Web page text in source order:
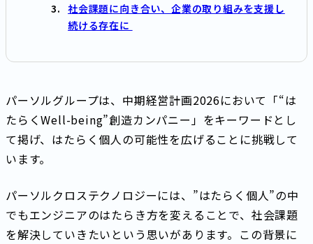
社会課題に向き合い、企業の取り組みを支援し
続ける存在に
パーソルグループは、中期経営計画2026において「“は
たらくWell-being”創造カンパニー」をキーワードとし
て掲げ、はたらく個人の可能性を広げることに挑戦して
います。
パーソルクロステクノロジーには、”はたらく個人”の中
でもエンジニアのはたらき方を変えることで、社会課題
を解決していきたいという思いがあります。この背景に